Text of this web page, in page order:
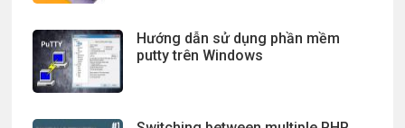
Hướng dẫn sử dụng phần mềm
putty trên Windows